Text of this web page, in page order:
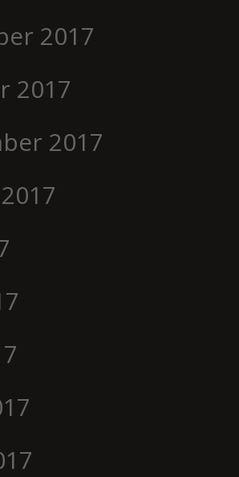
2017
2017
2017